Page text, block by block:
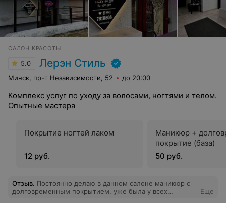
САЛОН КРАСОТЫ
5.0 Лерэн Стиль
Минск, пр-т Независимости, 52 до 20:00
Комплекс услуг по уходу за волосами, ногтями и телом.
Опытные мастера
Покрытие ногтей лаком
12 руб.
Маникюр +
покрытие (база)
50 руб.
Отзыв. Постоянно делаю в данном салоне маникюр с
долговременным покрытием, уже была у всех
Еще